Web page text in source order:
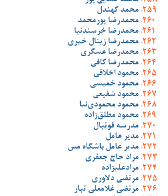
محمد کهندل
محمدرضا پورمحمد
محمدرضا خرسندنیا
محمدرضا زینال خیری
محمدرضا عسگری
محمدرضا کافی
محمود اخلاقی
محمود خمیسی
محمود شفیعی
محمود محمودی‌نیا
محمود مطلق‌زاده
مدرسه فوتبال
مدیر عامل
مدیر عامل باشگاه مس
مراد حاج جعفری
مرادعلیزاده
مرتضی دلاوری
مرتضی غلامعلی تبار